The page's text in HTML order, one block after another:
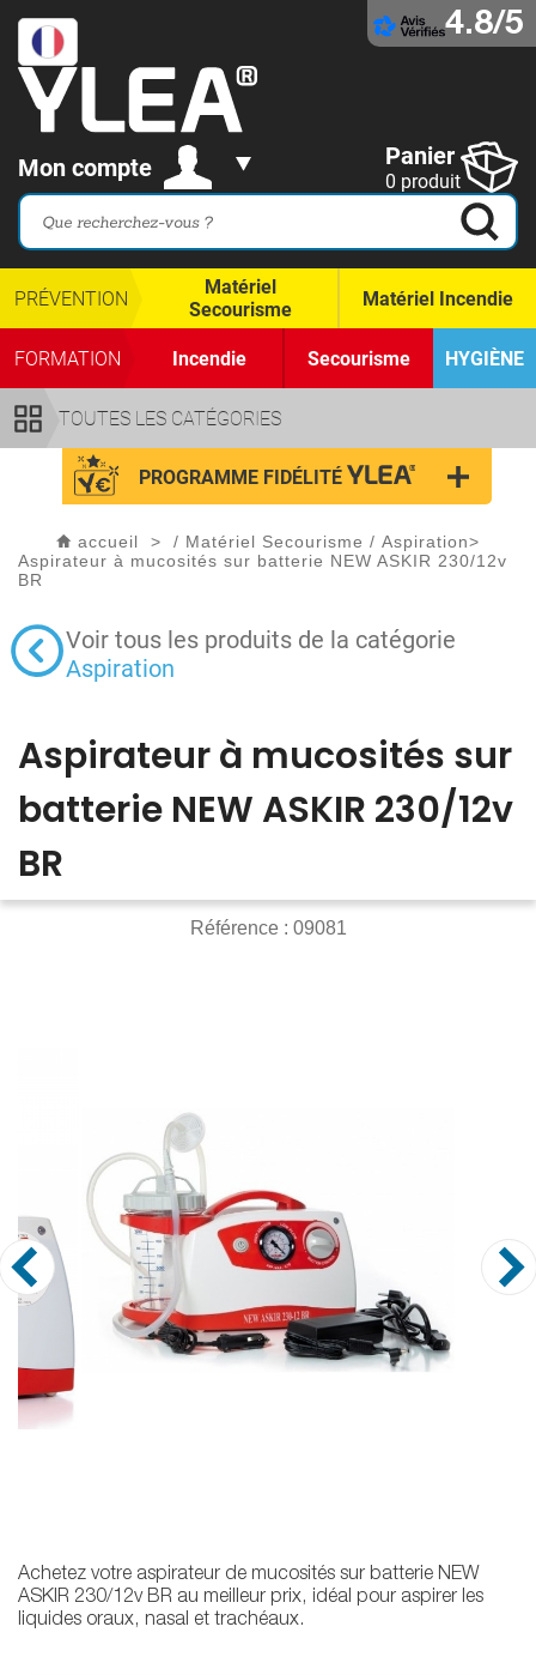
4.8/5
Mon compte Panier
0 produit
TOUTES LES CATÉGORIES
PRÉVENTION
Matériel
Secourisme
Matériel Incendie
FORMATION Incendie Secourisme HYGIÈNE
PROGRAMME FIDÉLITÉ
accueil > / Matériel Secourisme / Aspiration>
Aspirateur à mucosités sur batterie NEW ASKIR 230/12v
BR
Voir tous les produits de la catégorie
Aspiration
Aspirateur à mucosités sur
batterie NEW ASKIR 230/12v
BR
Référence : 09081
Achetez votre aspirateur de mucosités sur batterie NEW
ASKIR 230/12v BR au meilleur prix, idéal pour aspirer les
liquides oraux, nasal et trachéaux.